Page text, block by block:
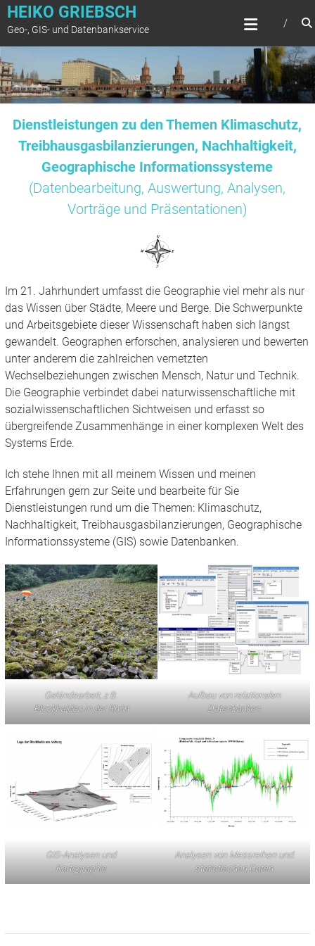
Zum
springen
HEIKO GRIEBSCH
Geo-, GIS- und Datenbankservice
Dienstleistungen zu den Themen Klimaschutz,
Treibhausgasbilanzierungen, Nachhaltigkeit,
Geographische Informationssysteme
(Datenbearbeitung, Auswertung, Analysen,
Vorträge und Präsentationen)
Im 21. Jahrhundert umfasst die Geographie viel mehr als nur
das Wissen über Städte, Meere und Berge. Die Schwerpunkte
und Arbeitsgebiete dieser Wissenschaft haben sich längst
gewandelt. Geographen erforschen, analysieren und bewerten
unter anderem die zahlreichen vernetzten
Wechselbeziehungen zwischen Mensch, Natur und Technik.
Die Geographie verbindet dabei naturwissenschaftliche mit
sozialwissenschaftlichen Sichtweisen und erfasst so
übergreifende Zusammenhänge in einer komplexen Welt des
Systems Erde.
Ich stehe Ihnen mit all meinem Wissen und meinen
Erfahrungen gern zur Seite und bearbeite für Sie
Dienstleistungen rund um die Themen: Klimaschutz,
Nachhaltigkeit, Treibhausgasbilanzierungen, Geographische
Informationssysteme (GIS) sowie Datenbanken.
Geländearbeit, z.B.
Blockhalden in der Rhön
Aufbau von relationalen
Datenbanken
GIS-Analysen und
Kartographie
Analysen von Messreihen und
statistischen Daten